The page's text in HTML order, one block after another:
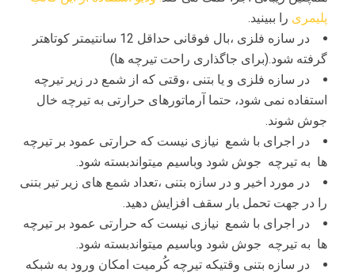
پلیمری را ببینید.
در سازه فلزی ،بال فوقانی حداقل 12 سانتیمتر کوتاهتر
گرفته شود.(برای جاگذاری راحت تیرچه ها)
در سازه فلزی و یا بتنی ،وقتی که از شمع در زیر تیرچه
استفاده نمی شود، حتما آرماتورهای حرارتی به تیرچه خال
جوش شوند.
در اجرای با شمع نیازی نیست که حرارتی عمود بر تیرچه
ها به تیرچه جوش شود وباسیم میتواندبسته شود.
در مورد اخیر و در سازه بتنی ،تعداد شمع های زیر تیر بتنی
را در جهت تحمل بار سقف افزایش دهید.
در اجرای با شمع نیازی نیست که حرارتی عمود بر تیرچه
ها به تیرچه جوش شود وباسیم میتواندبسته شود.
در سازه بتنی وقتیکه تیرچه کُرمیت امکان ورود به شبکه